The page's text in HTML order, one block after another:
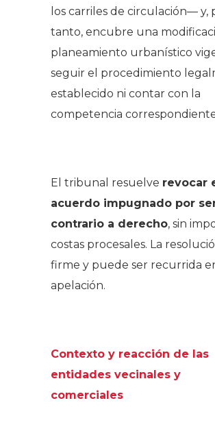
los carriles de circulación— y,
tanto, encubre una
planeamiento urbanístico
seguir el procedimiento
establecido ni contar con la
competencia
El tribunal resuelve revocar
acuerdo impugnado por
contrario a derecho, sin
costas procesales. La
firme y puede ser recurrida
apelación.
Contexto y reacción de las
entidades vecinales y
comerciales